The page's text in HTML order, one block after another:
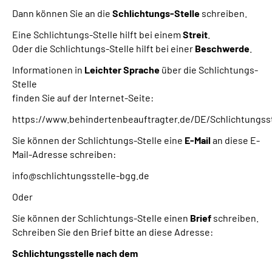
Dann können Sie an die Schlichtungs-Stelle schreiben.
Eine Schlichtungs-Stelle hilft bei einem Streit
Oder die Schlichtungs-Stelle hilft bei einer Beschwerde
Informationen in Leichter Sprache über die Schlichtungs-
Stelle
finden Sie auf der Internet-Seite:
https://www.behindertenbeauftragter.de/DE/
Sie können der Schlichtungs-Stelle eine E-Mailan diese E-
Mail-Adresse schreiben:
info@schlichtungsstelle-bgg.de
Oder
Sie können der Schlichtungs-Stelle einen Brief schreiben.
Schreiben Sie den Brief bitte an diese Adresse:
Schlichtungsstelle nach dem